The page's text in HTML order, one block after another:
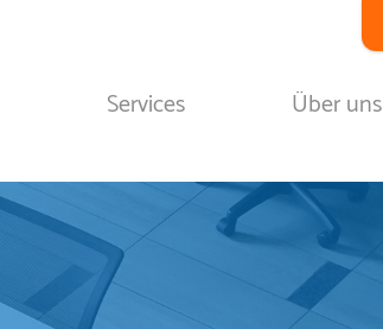
Services Über uns